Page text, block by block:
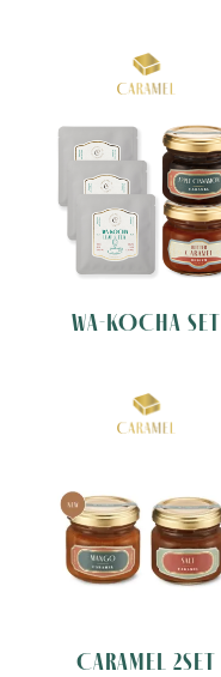
WA-KOCHA SET
CARAMEL 2SET